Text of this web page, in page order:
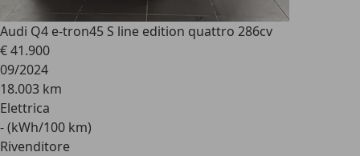
Audi Q4 e-tron45 S line edition quattro 286cv
€ 41.900
09/2024
18.003 km
Elettrica
- (kWh/100 km)
Rivenditore